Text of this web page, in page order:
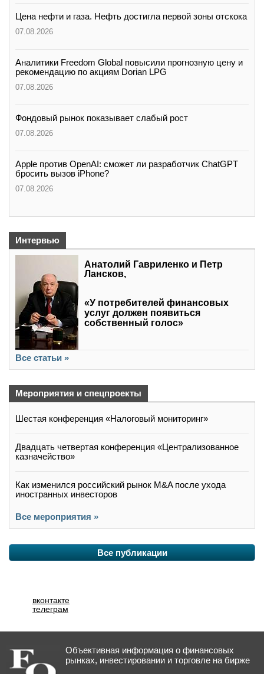
Цена нефти и газа. Нефть достигла первой зоны отскока
07.08.2026
Аналитики Freedom Global повысили прогнозную цену и
рекомендацию по акциям Dorian LPG
07.08.2026
Фондовый рынок показывает слабый рост
07.08.2026
Apple против OpenAI: сможет ли разработчик ChatGPT
бросить вызов iPhone?
07.08.2026
Интервью
Анатолий Гавриленко и Петр
Лансков,
«У потребителей финансовых
услуг должен появиться
собственный голос»
Все статьи »
Мероприятия и спецпроекты
Шестая конференция «Налоговый мониторинг»
Двадцать четвертая конференция «Централизованное
казначейство»
Как изменился российский рынок M&A после ухода
иностранных инвесторов
Все мероприятия »
Все публикации
вконтакте
телеграм
Объективная информация о финансовых
рынках, инвестировании и торговле на бирже